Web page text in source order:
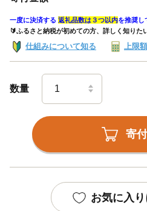
一度に決済する 返礼品数は３つ以内を推奨し
🔰ふるさと納税が初めての方、詳しく知りた
仕組みについて知る 上限
数量
寄
お気に入